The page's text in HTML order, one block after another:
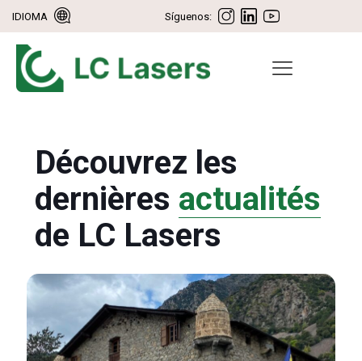
IDIOMA Síguenos:
Découvrez les
dernières actualités
de LC Lasers